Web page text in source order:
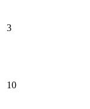
3
10